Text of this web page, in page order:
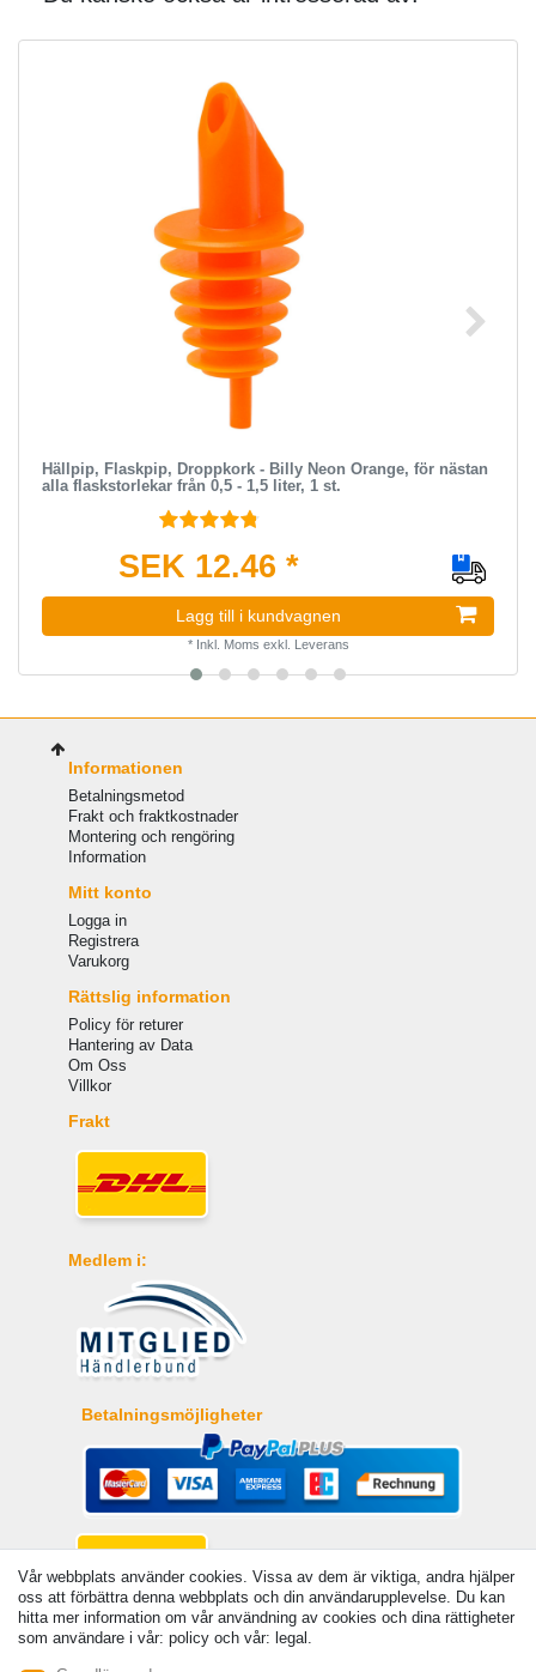
Hällpip, Flaskpip, Droppkork - Billy Neon Orange, för nästan
alla flaskstorlekar från 0,5 - 1,5 liter, 1 st.
SEK 12.46 *
Lagg till i kundvagnen
* Inkl. Moms exkl. Leverans
Informationen
Betalningsmetod
Frakt och fraktkostnader
Montering och rengöring
Information
Mitt konto
Logga in
Registrera
Varukorg
Rättslig information
Policy för returer
Hantering av Data
Om Oss
Villkor
Frakt
Medlem i:
Betalningsmöjligheter
Vår webbplats använder cookies. Vissa av dem är viktiga, andra hjälper
oss att förbättra denna webbplats och din användarupplevelse. Du kan
hitta mer information om vår användning av cookies och dina rättigheter
som användare i vår: policy och vår: legal.